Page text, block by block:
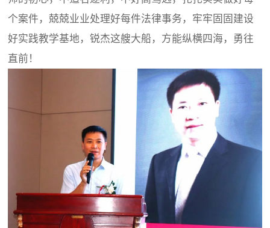
个案件，兢兢业业处理好每件法律事务，牢牢固固建设
好实践教学基地，锐杰这艘大船，方能纵横四海，勇往
直前！